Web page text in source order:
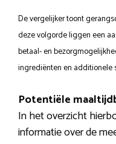
De vergelijker toont
deze volgorde liggen een
betaal- en
ingrediënten en additionele
Potentiële
In het overzicht
informatie over de